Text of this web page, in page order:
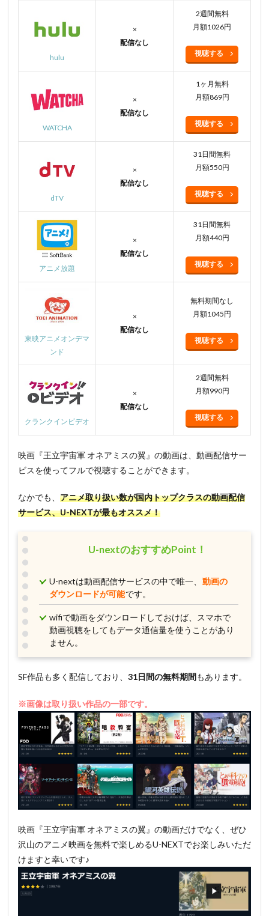
hulu
×
配信なし
2週間無料
月額1026円
視聴する
WATCHA
×
配信なし
1ヶ月無料
月額869円
視聴する
dTV
×
配信なし
31日間無料
月額550円
視聴する
アニメ放題
×
配信なし
31日間無料
月額440円
視聴する
東映アニメオンデマ
ンド
×
配信なし
無料期間なし
月額1045円
視聴する
クランクインビデオ
×
配信なし
2週間無料
月額990円
視聴する
映画『王立宇宙軍 オネアミスの翼』の動画は、動画配信サー
ビスを使ってフルで視聴することができます。
なかでも、 アニメ取り扱い数が国内トップクラスの動画配信
サービス、U-NEXTが最もオススメ！
U-nextのおすすめPoint！
U-nextは動画配信サービスの中で唯一、 動画の
ダウンロードが可能です。
wifiで動画をダウンロードしておけば、スマホで
動画視聴をしてもデータ通信量を使うことがあり
ません。
SF作品も多く配信しており、 31日間の無料期間もあります。
※画像は取り扱い作品の一部です。
映画『王立宇宙軍 オネアミスの翼』の動画だけでなく、ぜひ
沢山のアニメ映画を無料で楽しめるU-NEXTでお楽しみいただ
けますと幸いです♪